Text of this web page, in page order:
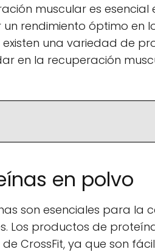
muscular es
rendimiento óptimo en
existen una variedad de
en la recuperación
en polvo
son esenciales para la
Los productos de
CrossFit, ya que son